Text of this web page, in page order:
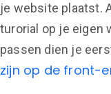
je website plaatst.
turorial op je eigen
passen dien je
zijn op de front-